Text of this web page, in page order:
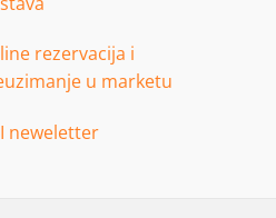
rezervacija i
u marketu
neweletter